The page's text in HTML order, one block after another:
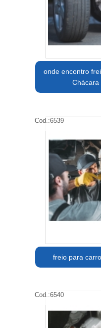
onde encontro
Chácara
Cod.:6539
freio para
Cod.:6540